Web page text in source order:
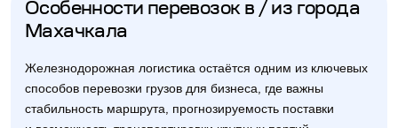
Особенности перевозок в / из города
Махачкала
Железнодорожная логистика остаётся одним из ключевых
способов перевозки грузов для бизнеса, где важны
стабильность маршрута, прогнозируемость поставки